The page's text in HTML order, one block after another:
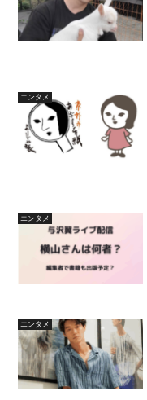
エンタメ
エンタメ
エンタメ